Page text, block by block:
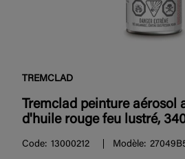
TREMCLAD
Tremclad peinture aérosol
d'huile rouge feu lustré,
Code: 13000212 Modèle: